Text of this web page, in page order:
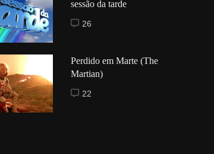
sessão da tarde
26
Perdido em Marte (The
Martian)
22